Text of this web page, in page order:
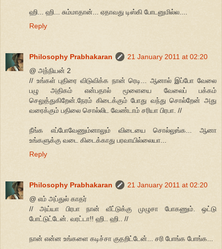
ஹி... ஹி... சும்மாதான்... ஏதாவது டிஸ்கி போடனுமில்ல....
Reply
Philosophy Prabhakaran
21 January 2011 at 02:20
@ அந்நியன் 2
// உங்கள் புதிரை விடுவிக்க நான் ரெடி... ஆனால் இப்போ வேலை
பழு அதிகம் என்பதால் மூளையை வேலைப் பக்கம்
செலுத்துகிறேன்.நேரம் கிடைக்கும் போது வந்து சொல்றேன் அது
வரைக்கும் பதிலை சொல்லிட வேண்டாம் சரியா பிரபா. //
நீங்க எப்போவேணும்னாலும் விடையை சொல்லுங்க... ஆனா
உங்களுக்கு வடை கிடைக்காது பரவாயில்லையா...
Reply
Philosophy Prabhakaran
21 January 2011 at 02:20
@ எம் அப்துல் காதர்
// அய்யா பிரபா நான் வீட்டுக்கு முழுசா போகணும். ஒட்டு
போட்டுட்டேன். வரட்டா!! ஹி.. ஹி.. //
நான் என்ன உங்களை கடிச்சா குதறிட்டேன்... சரி போங்க போங்க...